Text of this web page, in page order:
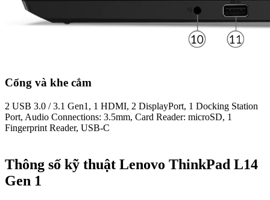
Cổng và khe cắm
2 USB 3.0 / 3.1 Gen1, 1 HDMI, 2 DisplayPort, 1 Docking Station
Port, Audio Connections: 3.5mm, Card Reader: microSD, 1
Fingerprint Reader, USB-C
Thông số kỹ thuật Lenovo ThinkPad L14
Gen 1